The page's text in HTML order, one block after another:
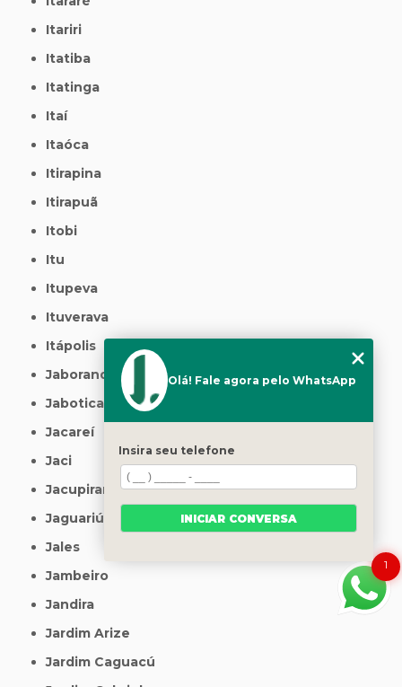
Itariri
Itatiba
Itatinga
Itaí
Itaóca
Itirapina
Itirapuã
Itobi
Itu
Itupeva
Ituverava
Itápolis
Jaborandi
Jaboticabal
Jacareí
Jaci
Jacupiranga
Jaguariúna
Jales
Jambeiro
Jandira
Jardim Arize
Jardim Caguacú
1
Olá! Fale agora pelo WhatsApp
Insira seu telefone
INICIAR CONVERSA